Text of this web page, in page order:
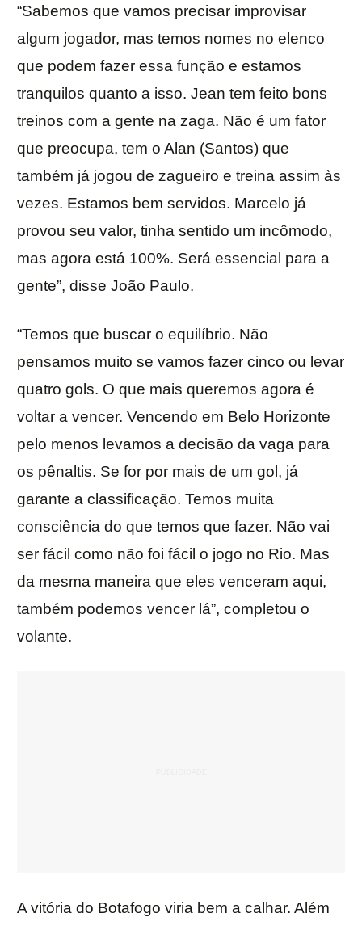
“Sabemos que vamos precisar improvisar
algum jogador, mas temos nomes no elenco
que podem fazer essa função e estamos
tranquilos quanto a isso. Jean tem feito bons
treinos com a gente na zaga. Não é um fator
que preocupa, tem o Alan (Santos) que
também já jogou de zagueiro e treina assim às
vezes. Estamos bem servidos. Marcelo já
provou seu valor, tinha sentido um incômodo,
mas agora está 100%. Será essencial para a
gente”, disse João Paulo.
“Temos que buscar o equilíbrio. Não
pensamos muito se vamos fazer cinco ou levar
quatro gols. O que mais queremos agora é
voltar a vencer. Vencendo em Belo Horizonte
pelo menos levamos a decisão da vaga para
os pênaltis. Se for por mais de um gol, já
garante a classificação. Temos muita
consciência do que temos que fazer. Não vai
ser fácil como não foi fácil o jogo no Rio. Mas
da mesma maneira que eles venceram aqui,
também podemos vencer lá”, completou o
volante.
A vitória do Botafogo viria bem a calhar. Além